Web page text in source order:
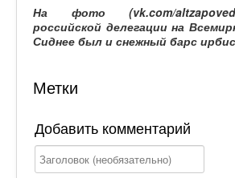
На фото (vk.com/
российской делегации на
Сиднее был и снежный барс
Метки
Добавить комментарий